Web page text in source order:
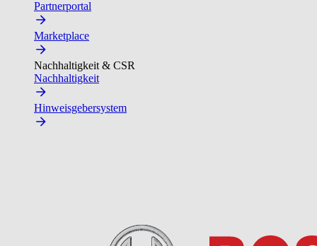
Partnerportal
Marketplace
Nachhaltigkeit & CSR
Nachhaltigkeit
Hinweisgebersystem